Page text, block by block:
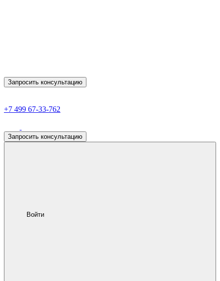
Запросить консультацию
+7 499 67-33-762
Запросить консультацию
Войти